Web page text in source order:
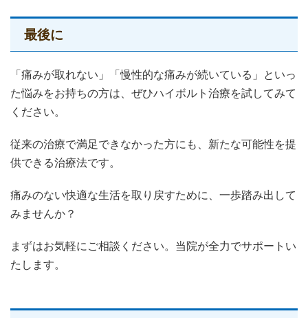
最後に
「痛みが取れない」「慢性的な痛みが続いている」といっ
た悩みをお持ちの方は、ぜひハイボルト治療を試してみて
ください。
従来の治療で満足できなかった方にも、新たな可能性を提
供できる治療法です。
痛みのない快適な生活を取り戻すために、一歩踏み出して
みませんか？
まずはお気軽にご相談ください。当院が全力でサポートい
たします。